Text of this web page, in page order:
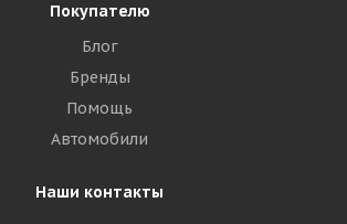
Покупателю
Блог
Бренды
Помощь
Автомобили
Наши контакты